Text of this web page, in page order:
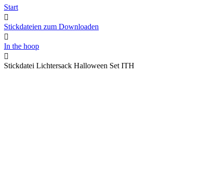
Start
Stickdateien zum Downloaden
In the hoop
Stickdatei Lichtersack Halloween Set ITH